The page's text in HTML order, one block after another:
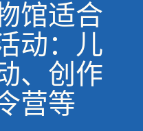
馆适合
动：儿
、创作
营等